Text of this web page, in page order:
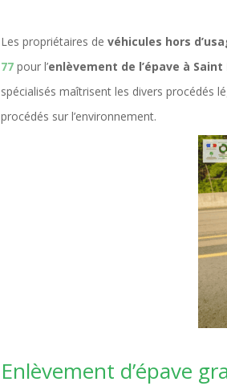
Les propriétaires devéhicules hors
77 pour l’enlèvement de l’épave à Saint
spécialisés maîtrisent les divers procédés
procédés sur l’environnement.
Enlèvement d’épave